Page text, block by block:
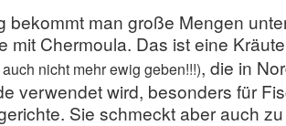
bekommt man große Mengen
mit Chermoula. Das ist eine
nicht mehr ewig geben!!!), die in
verwendet wird, besonders für
Sie schmeckt aber auch